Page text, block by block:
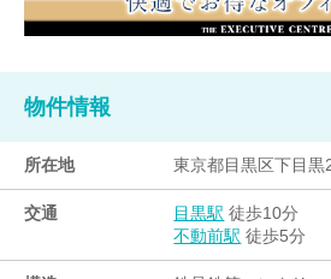
物件情報
所在地 東京都目黒区下目黒
交通 目黒駅 徒歩10分
不動前駅 徒歩5分